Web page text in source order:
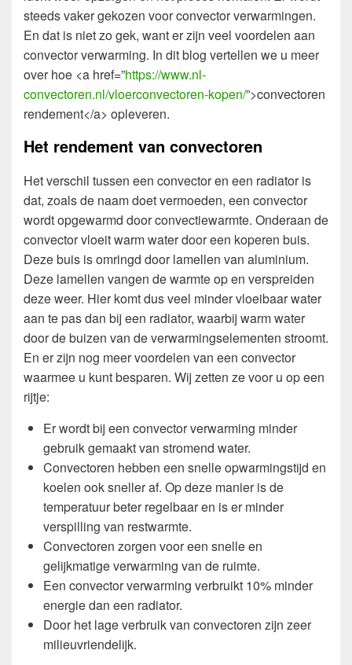
steeds vaker gekozen voor convector verwarmingen.
En dat is niet zo gek, want er zijn veel voordelen aan
convector verwarming. In dit blog vertellen we u meer
over hoe <a href=”https://www.nl-
convectoren.nl/vloerconvectoren-kopen/”>convectoren
rendement</a> opleveren.
Het rendement van convectoren
Het verschil tussen een convector en een radiator is
dat, zoals de naam doet vermoeden, een convector
wordt opgewarmd door convectiewarmte. Onderaan de
convector vloeit warm water door een koperen buis.
Deze buis is omringd door lamellen van aluminium.
Deze lamellen vangen de warmte op en verspreiden
deze weer. Hier komt dus veel minder vloeibaar water
aan te pas dan bij een radiator, waarbij warm water
door de buizen van de verwarmingselementen stroomt.
En er zijn nog meer voordelen van een convector
waarmee u kunt besparen. Wij zetten ze voor u op een
rijtje:
Er wordt bij een convector verwarming minder
gebruik gemaakt van stromend water.
Convectoren hebben een snelle opwarmingstijd en
koelen ook sneller af. Op deze manier is de
temperatuur beter regelbaar en is er minder
verspilling van restwarmte.
Convectoren zorgen voor een snelle en
gelijkmatige verwarming van de ruimte.
Een convector verwarming verbruikt 10% minder
energie dan een radiator.
Door het lage verbruik van convectoren zijn zeer
milieuvriendelijk.